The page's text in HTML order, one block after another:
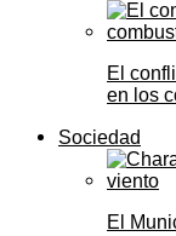
El
en los
Sociedad
El